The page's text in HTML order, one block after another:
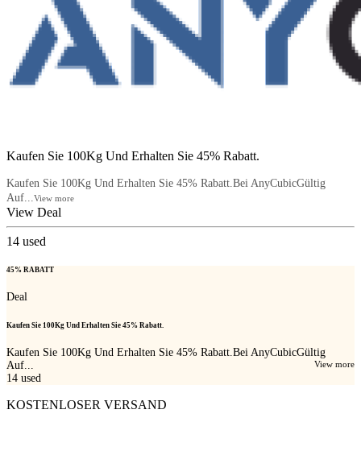
Kaufen Sie 100Kg Und Erhalten Sie 45% Rabatt.
Kaufen Sie 100Kg Und Erhalten Sie 45% Rabatt.Bei AnyCubicGültig
Auf...
View more
View Deal
14 used
45% RABATT
Deal
Kaufen Sie 100Kg Und Erhalten Sie 45% Rabatt.
Kaufen Sie 100Kg Und Erhalten Sie 45% Rabatt.Bei AnyCubicGültig
Auf...
View more
14 used
KOSTENLOSER VERSAND